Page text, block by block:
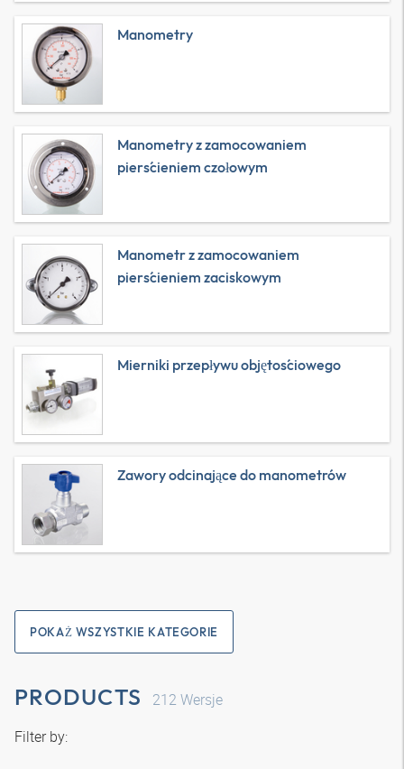
Manometry
Manometry z zamocowaniem
pierścieniem czołowym
Manometr z zamocowaniem
pierścieniem zaciskowym
Mierniki przepływu objętościowego
Zawory odcinające do manometrów
POKAŻ WSZYSTKIE KATEGORIE
PRODUCTS 212 Wersje
Filter by: